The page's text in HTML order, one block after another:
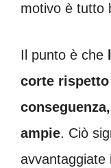
motivo è tutto
Il punto è che
corte
ampie. Ciò
avvantaggiate